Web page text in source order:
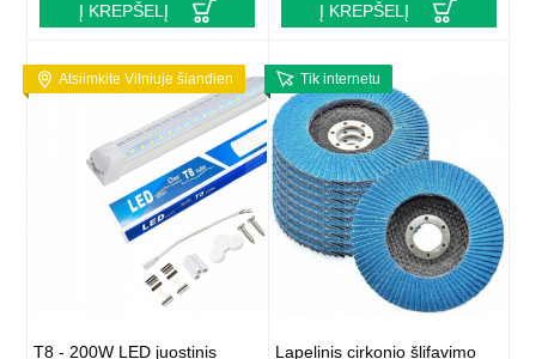
Į KREPŠELĮ Į KREPŠELĮ
Atsiimkite Vilniuje šiandien
T8 - 200W LED juostinis
Tik internetu
Lapelinis cirkonio šlifavimo